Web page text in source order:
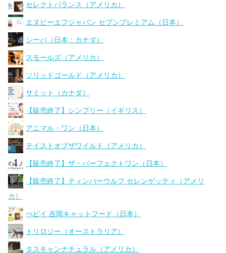
セレクトバランス（アメリカ）
エヌピーエフジャパン セブンプレミアム（日本）
シーバ（日本：カナダ）
スモールズ（アメリカ）
ソリッドゴールド（アメリカ）
サミット（カナダ）
【販売終了】シンプリー（イギリス）
アニマル・ワン（日本）
テイストオブザワイルド（アメリカ）
【販売終了】ザ・パーフェクトワン（日本）
【販売終了】ティンバーウルフ セレンゲッティ（アメリ
カ）
ぺピイ 吉岡キャットフード（日本）
トリロジー（オーストラリア）
タスキャンナチュラル（アメリカ）